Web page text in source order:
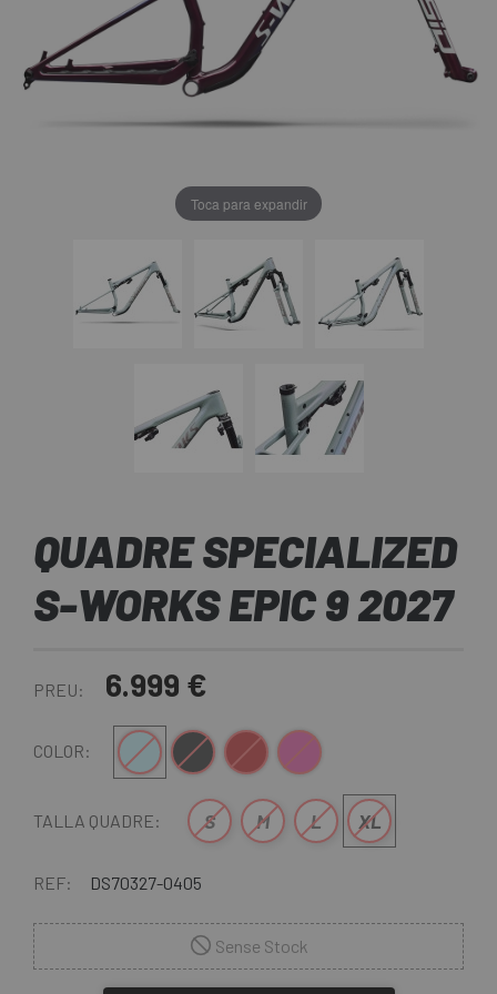
Toca para expandir
QUADRE SPECIALIZED
S-WORKS EPIC 9 2027
PREU: 6.999 €
COLOR: Blau ClarNegreVermell-BlauRosa
TALLA QUADRE: S M L XL
REF: DS70327-0405
Sense Stock